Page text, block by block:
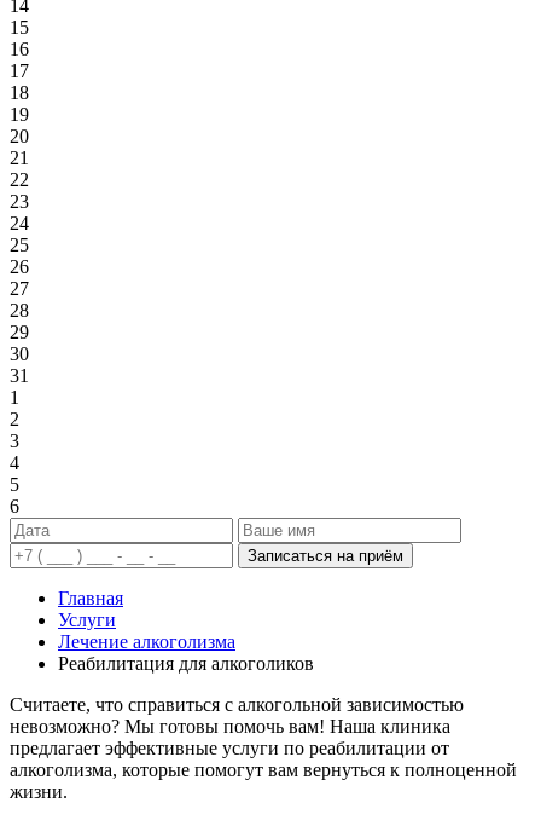
14
15
16
17
18
19
20
21
22
23
24
25
26
27
28
29
30
31
1
2
3
4
5
6
Записаться на приём
Главная
Услуги
Лечение алкоголизма
Реабилитация для алкоголиков
Считаете, что справиться с алкогольной зависимостью
невозможно? Мы готовы помочь вам! Наша клиника
предлагает эффективные услуги по реабилитации от
алкоголизма, которые помогут вам вернуться к полноценной
жизни.